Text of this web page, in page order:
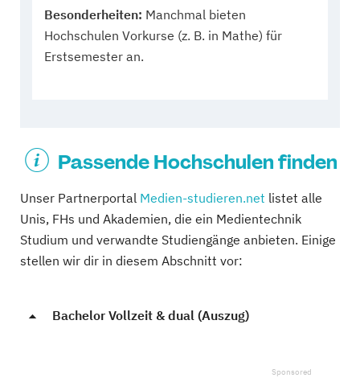
Besonderheiten: Manchmal bieten
Hochschulen Vorkurse (z. B. in Mathe) für
Erstsemester an.
Passende Hochschulen finden
Unser Partnerportal Medien-studieren.net listet alle
Unis, FHs und Akademien, die ein Medientechnik
Studium und verwandte Studiengänge anbieten. Einige
stellen wir dir in diesem Abschnitt vor:
Bachelor Vollzeit & dual (Auszug)